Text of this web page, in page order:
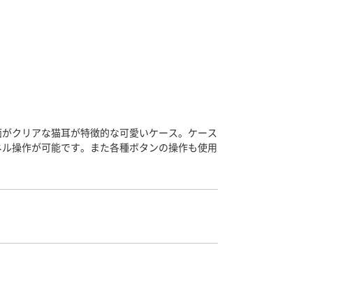
クリアな猫耳が特徴的な可愛いケース。ケース
操作が可能です。また各種ボタンの操作も使用